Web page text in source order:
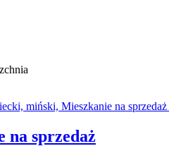
na sprzedaż